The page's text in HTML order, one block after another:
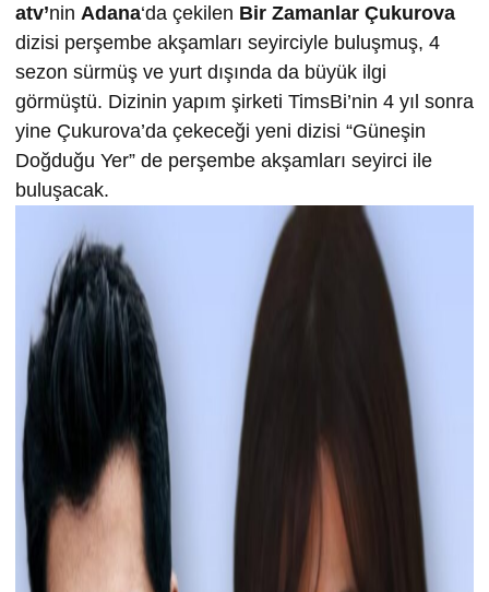
atv’nin Adana‘da çekilen Bir Zamanlar Çukurova
dizisi perşembe akşamları seyirciyle buluşmuş, 4
sezon sürmüş ve yurt dışında da büyük ilgi
görmüştü. Dizinin yapım şirketi TimsBi’nin 4 yıl sonra
yine Çukurova’da çekeceği yeni dizisi “Güneşin
Doğduğu Yer” de perşembe akşamları seyirci ile
buluşacak.